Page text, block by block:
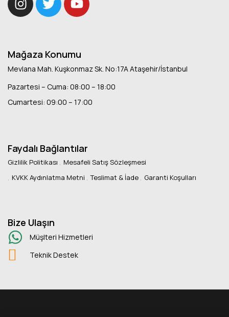
Mağaza Konumu
Mevlana Mah. Kuşkonmaz Sk. No:17A Ataşehir/İstanbul
Pazartesi – Cuma: 08:00 – 18:00
Cumartesi: 09:00 – 17:00
Faydalı Bağlantılar
Gizlilik Politikası
Mesafeli Satış Sözleşmesi
KVKK Aydınlatma Metni
Teslimat & İade Garanti Koşulları
Bize Ulaşın
Müşlteri Hizmetleri
Teknik Destek